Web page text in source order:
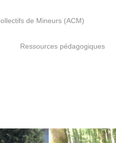
de Mineurs (ACM)
Ressources pédagogiques